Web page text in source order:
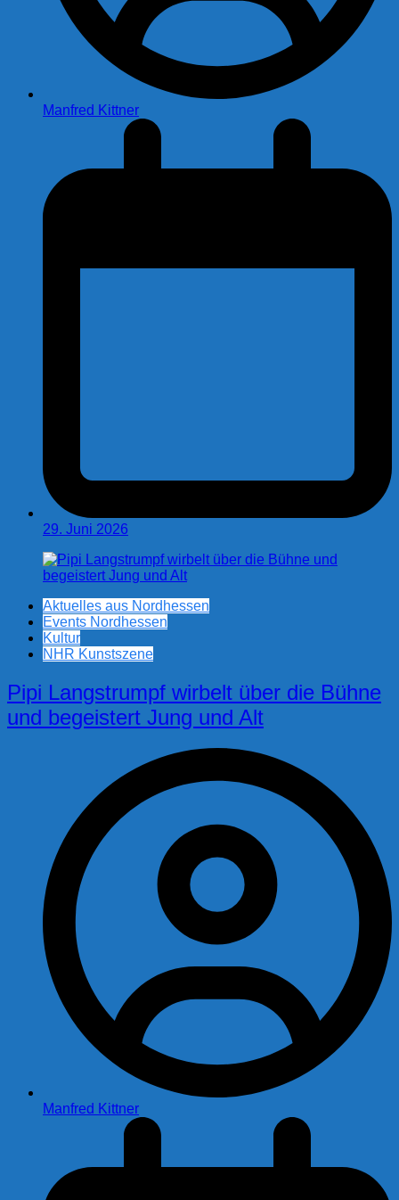
Manfred Kittner
29. Juni 2026
Aktuelles aus Nordhessen
Events Nordhessen
Kultur
NHR Kunstszene
Pipi Langstrumpf wirbelt über die Bühne
und begeistert Jung und Alt
Manfred Kittner